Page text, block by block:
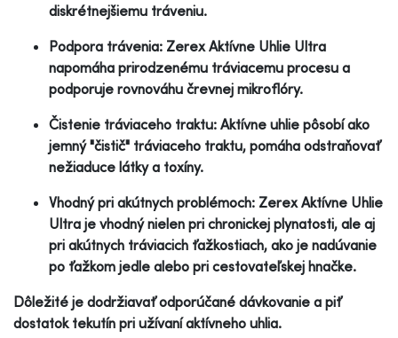
diskrétnejšiemu tráveniu.
Podpora trávenia: Zerex Aktívne Uhlie Ultra
napomáha prirodzenému tráviacemu procesu a
podporuje rovnováhu črevnej mikroflóry.
Čistenie tráviaceho traktu: Aktívne uhlie pôsobí ako
jemný "čistič" tráviaceho traktu, pomáha odstraňovať
nežiaduce látky a toxíny.
Vhodný pri akútnych problémoch: Zerex Aktívne Uhlie
Ultra je vhodný nielen pri chronickej plynatosti, ale aj
pri akútnych tráviacich ťažkostiach, ako je nadúvanie
po ťažkom jedle alebo pri cestovateľskej hnačke.
Dôležité je dodržiavať odporúčané dávkovanie a piť
dostatok tekutín pri užívaní aktívneho uhlia.